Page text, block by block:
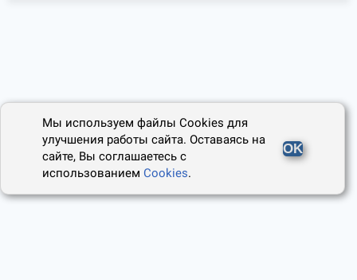
Мы используем файлы Cookies для
улучшения работы сайта. Оставаясь на
сайте, Вы соглашаетесь с
использованиемCookies.
OK